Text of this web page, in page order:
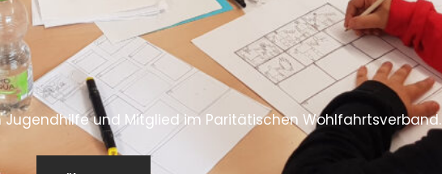
und Mitglied im Paritätischen Wohlfahrtsverband.